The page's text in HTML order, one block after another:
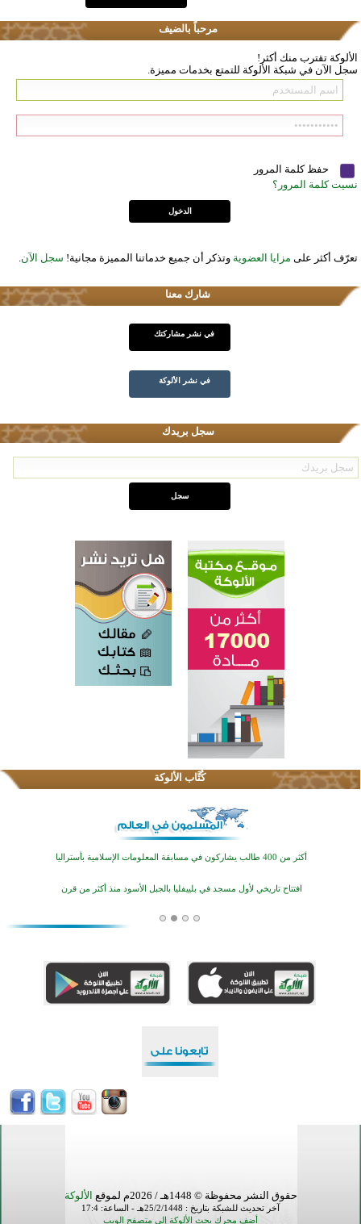
مرحباً بالضيف
الألوكة تقترب منك أكثر!
سجل الآن في شبكة الألوكة للتمتع بخدمات مميزة.
حفظ كلمة المرور
نسيت كلمة المرور؟
تعرّف أكثر على مزايا العضوية وتذكر أن جميع خدماتنا المميزة مجانية! سجل الآن
شارك معنا
في نشر مشاركتك
في نشر الألوكة
سجل بريدك
كُتَّاب الألوكة
القرآن والتربية في صدارة البرامج الصيفية للمسلمين في بينزا وساراتوف وموردوفيا هذا العام
اختتام الدورة التاسعة لمسابقة حفظ وتلاوة القرآن الكريم في أزناكاييف
أكثر من 100 شخص يتعرفون على الإسلام خلال يوم المسجد المفتوح في ميلفيل
اختتام منافسات قرآنية متميزة في بنغلاديش بمشاركة 3000 متسابق
أكثر من 400 طالب يشاركون في مسابقة المعلومات الإسلامية بأستراليا
افتتاح تاريخي لأول مسجد في بلييفليا بالجبل الأسود منذ أكثر من قرن
منطقة ريبوفسي تحتفل بميلاد مسجد جديد في أجواء إيمانية مميزة
القرآن والتربية في صدارة البرامج الصيفية للمسلمين في بينزا وساراتوف وموردوفيا هذا العام
حقوق النشر محفوظة © 1448هـ / 2026م لموقع الألوكة
آخر تحديث للشبكة بتاريخ : 25/2/1448هـ - الساعة: 17:4
أضف محرك بحث الألوكة إلى متصفح الويب